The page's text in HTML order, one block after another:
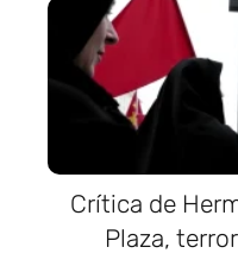
Crítica de
Plaza,